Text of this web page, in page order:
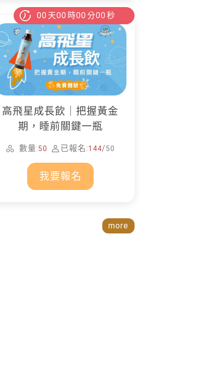
00 天00 時00 分00 秒
高飛星成長飲｜把握黃金
期，睡前關鍵一瓶
數量:50 已報名:144/50
我要報名
more